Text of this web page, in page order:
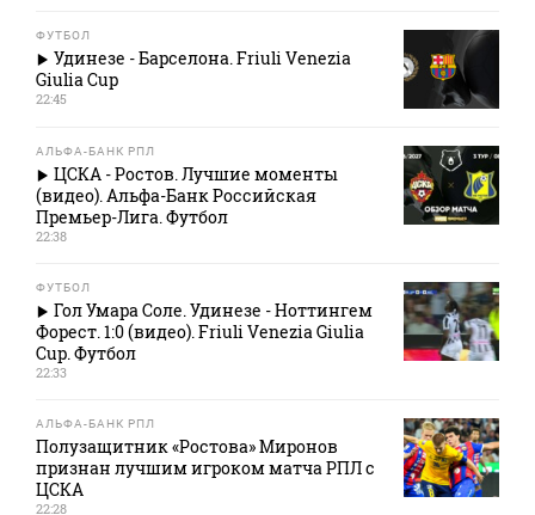
ФУТБОЛ
Удинезе - Барселона. Friuli Venezia
Giulia Cup
22:45
АЛЬФА-БАНК РПЛ
ЦСКА - Ростов. Лучшие моменты
(видео). Альфа-Банк Российская
Премьер-Лига. Футбол
22:38
ФУТБОЛ
Гол Умара Соле. Удинезе - Ноттингем
Форест. 1:0 (видео). Friuli Venezia Giulia
Cup. Футбол
22:33
АЛЬФА-БАНК РПЛ
Полузащитник «Ростова» Миронов
признан лучшим игроком матча РПЛ с
ЦСКА
22:28